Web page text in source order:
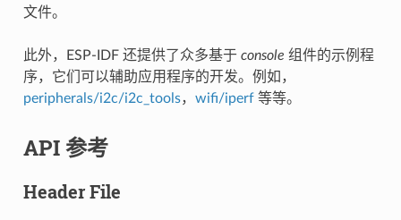
文件。
此外，ESP-IDF 还提供了众多基于 console 组件的示例程
序，它们可以辅助应用程序的开发。例如，
peripherals/i2c/i2c_tools， wifi/iperf等等。
API 参考
Header File